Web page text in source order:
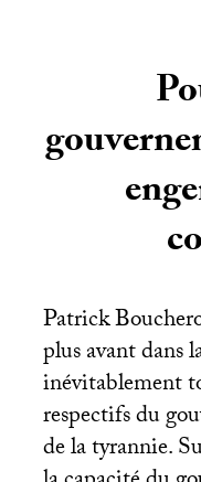
Patrick
plus avant dans
inévitablement
respectifs du
de la tyrannie.